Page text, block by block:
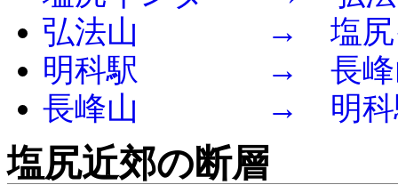
弘法山 → 塩尻イ
明科駅 → 長峰
長峰山 → 明科
塩尻近郊の断層